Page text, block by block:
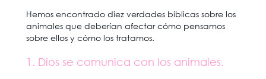
Hemos encontrado diez verdades bíblicas sobre los
animales que deberían afectar cómo pensamos
sobre ellos y cómo los tratamos.
1. Dios se comunica con los animales.